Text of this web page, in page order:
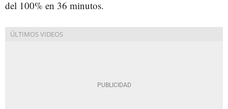
del 100% en 36 minutos.